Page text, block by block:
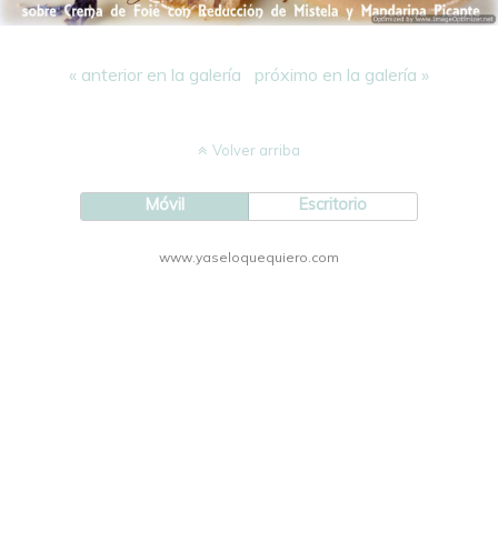
« anterior en la galería próximo en la galería »
Volver arriba
Móvil Escritorio
www.yaseloquequiero.com